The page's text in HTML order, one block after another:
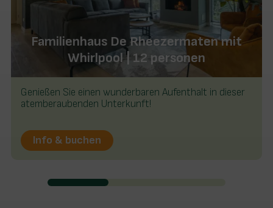
Familienhaus De Rheezermaten mit
Whirlpool | 12 personen
Genießen Sie einen wunderbaren Aufenthalt in dieser
atemberaubenden Unterkunft!
Info & buchen